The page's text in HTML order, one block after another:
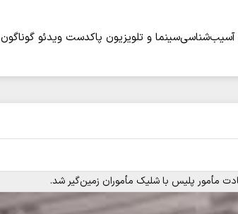
آسیب‌شناسیسینما و تلویزیون پاکدست ویدئو گوناگون